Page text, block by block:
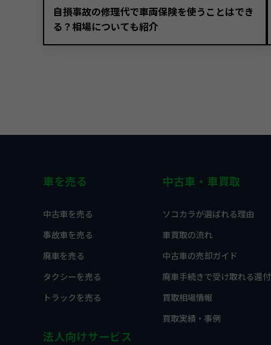
自損事故の修理代で車両保険を使うことはでき
る？相場についても紹介
車を売る
中古車を売る
事故車を売る
廃車を売る
タクシーを売る
トラックを売る
中古車・車買取
ソコカラが選ばれる理由
車買取の流れ
中古車の売却ガイド
廃車手続きで受け取れる還
買取相場情報
買取実績・事例
法人向けサービス